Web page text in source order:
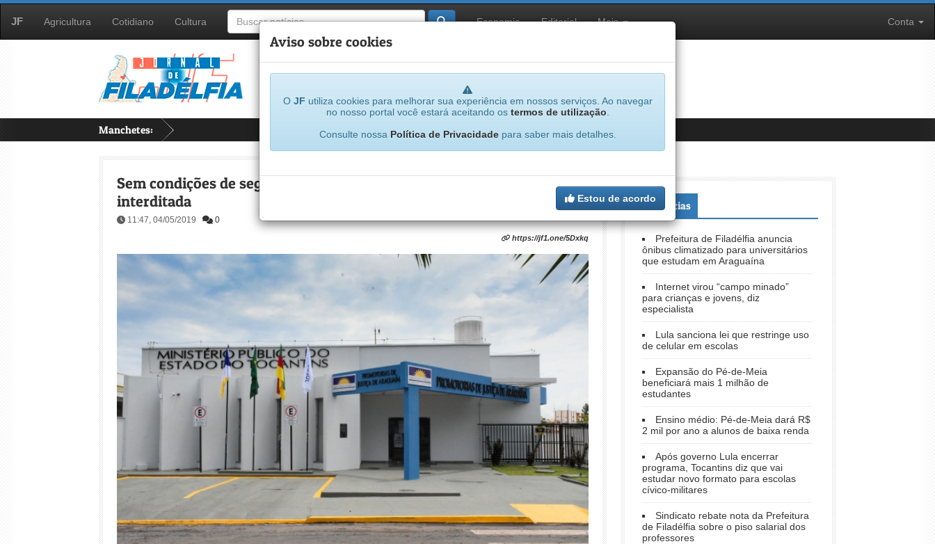
JF Agricultura Cotidiano Cultura Economia Editorial Mais Conta
Manchetes:
Aviso sobre cookies
O JF utiliza cookies para melhorar sua experiência em nossos serviços. Ao navegar
no nosso portal você estará aceitando os termos de utilização
Consulte nossa Política de Privacidadepara saber mais detalhes.
Estou de acordo
Sem condições de segurança: escola em Araguaína pode ser
interditada
11:47, 04/05/2019 0
https://jf1.one/5Dxkq
+Notícias
Prefeitura de Filadélfia anuncia
ônibus climatizado para universitários
que estudam em Araguaína
Internet virou “campo minado”
para crianças e jovens, diz
especialista
Lula sanciona lei que restringe uso
de celular em escolas
Expansão do Pé-de-Meia
beneficiará mais 1 milhão de
estudantes
Ensino médio: Pé-de-Meia dará R$
2 mil por ano a alunos de baixa renda
Após governo Lula encerrar
programa, Tocantins diz que vai
estudar novo formato para escolas
cívico-militares
Sindicato rebate nota da Prefeitura
de Filadélfia sobre o piso salarial dos
professores